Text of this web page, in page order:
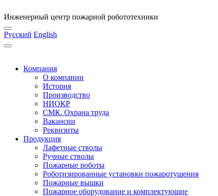
Инженерный центр пожарной робототехники
Русский English
Компания
О компании
История
Производство
НИОКР
СМК. Охрана труда
Вакансии
Реквизиты
Продукция
Лафетные стволы
Ручные стволы
Пожарные роботы
Роботизированные установки пожаротушения
Пожарные вышки
Пожарное оборудование и комплектующие